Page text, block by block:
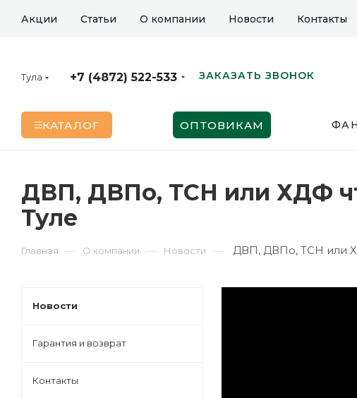
Акции Статьи О компании Новости Контакты
Тула +7 (4872) 522-533 ЗАКАЗАТЬ ЗВОНОК
КАТАЛОГ ОПТОВИКАМ
ДВП, ДВПо, ТСН или ХДФ
Туле
Главная — О компании — Новости — ДВП, ДВПо, ТСН или
Новости
Гарантия и возврат
Контакты